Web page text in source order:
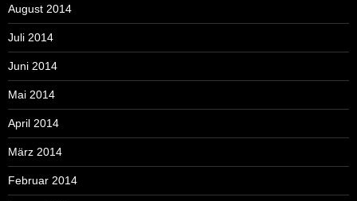
August 2014
Juli 2014
Juni 2014
Mai 2014
April 2014
März 2014
Februar 2014